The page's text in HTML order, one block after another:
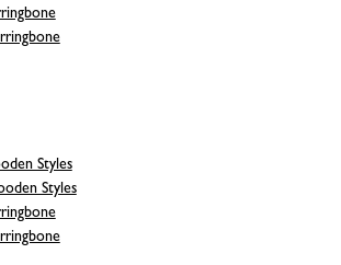
Styles
Styles